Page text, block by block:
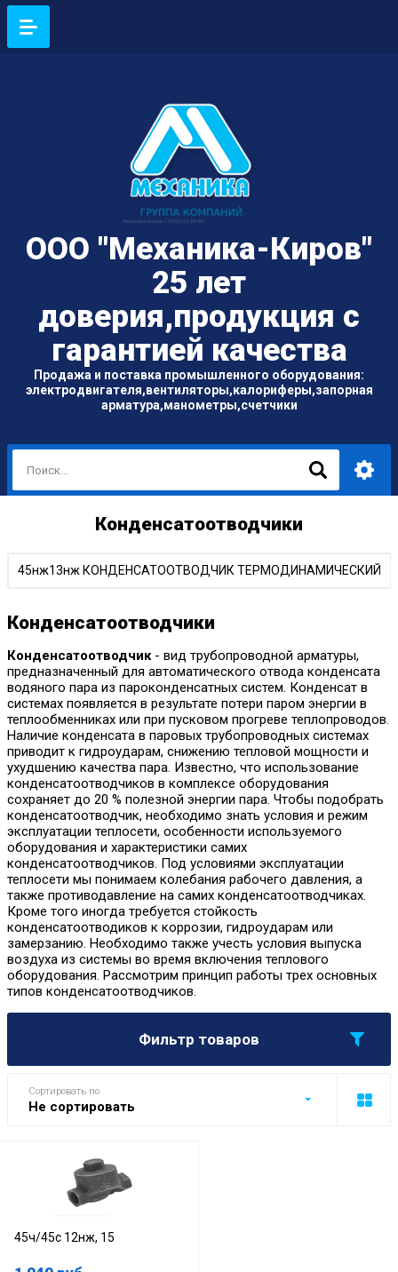
ООО "Механика-Киров"
25 лет
доверия,продукция с
гарантией качества
Продажа и поставка промышленного оборудования:
электродвигателя,вентиляторы,калориферы,запорная
арматура,манометры,счетчики
Конденсатоотводчики
45нж13нж КОНДЕНСАТООТВОДЧИК ТЕРМОДИНАМИЧЕСКИЙ
Конденсатоотводчики
Конденсатоотводчик- вид трубопроводной арматуры,
предназначенный для автоматического отвода конденсата
водяного пара из пароконденсатных систем. Конденсат в
системах появляется в результате потери паром энергии в
теплообменниках или при пусковом прогреве теплопроводов.
Наличие конденсата в паровых трубопроводных системах
приводит к гидроударам, снижению тепловой мощности и
ухудшению качества пара. Известно, что использование
конденсатоотводчиков в комплексе оборудования
сохраняет до 20 % полезной энергии пара. Чтобы подобрать
конденсатоотводчик, необходимо знать условия и режим
эксплуатации теплосети, особенности используемого
оборудования и характеристики самих
конденсатоотводчиков. Под условиями эксплуатации
теплосети мы понимаем колебания рабочего давления, а
также противодавление на самих конденсатоотводчиках.
Кроме того иногда требуется стойкость
конденсатоотводиков к коррозии, гидроударам или
замерзанию. Необходимо также учесть условия выпуска
воздуха из системы во время включения теплового
оборудования. Рассмотрим принцип работы трех основных
типов конденсатоотводчиков.
Фильтр товаров
Сортировать по
Не сортировать
45ч/45c 12нж, 15